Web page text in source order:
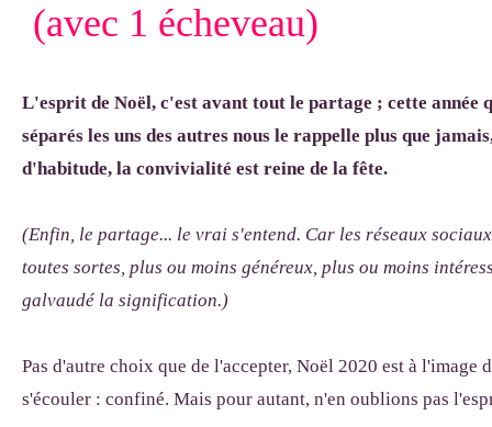
(avec 1 écheveau)
L'esprit de Noël, c'est avant tout le partage ; cette année
séparés les uns des autres nous le rappelle plus que
d'habitude, la convivialité est reine de la fête.
(Enfin, le partage... le vrai s'entend. Car les réseaux
toutes sortes, plus ou moins généreux, plus ou moins
galvaudé la signification.)
Pas d'autre choix que de l'accepter, Noël 2020 est à l'image
s'écouler : confiné. Mais pour autant, n'en oublions pas